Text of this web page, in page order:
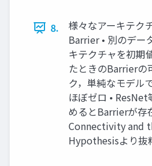
8.
様々なアーキテク
Barrier • 別のデー
キテクチャを初期
たときのBarrierの
ク，単純なモデル
ほぼゼロ •
めるとBarrierが存
Connectivity and
Hypothesisより抜